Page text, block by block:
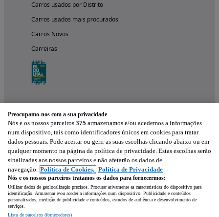
Carros usados por Distrito
Carros usados mais procurados
Carros Novos
Carreiras
Experimenta a aplicação
Preocupamo-nos com a sua privacidade
Nós e os nossos parceiros 375 armazenamos e/ou acedemos a informações
num dispositivo, tais como identificadores únicos em cookies para tratar
dados pessoais. Pode aceitar ou gerir as suas escolhas clicando abaixo ou em
qualquer momento na página da política de privacidade. Estas escolhas serão
sinalizadas aos nossos parceiros e não afetarão os dados de
navegação. Política de Cookies, Política de Privacidade
Nós e os nossos parceiros tratamos os dados para fornecermos:
Utilizar dados de geolocalização precisos. Procurar ativamente as características do dispositivo para
identificação. Armazenar e/ou aceder a informações num dispositivo. Publicidade e conteúdos
personalizados, medição de publicidade e conteúdos, estudos de audiência e desenvolvimento de
serviços.
Lista de parceiros (fornecedores)